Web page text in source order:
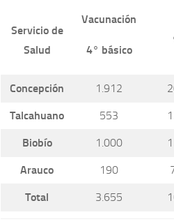
Servicio de
Salud
Vacunación
4° básico
Concepción 1.912
Talcahuano 553
Biobío 1.000
Arauco 190
Total 3.655